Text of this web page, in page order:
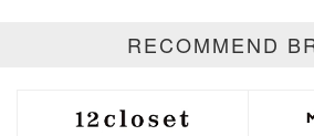
RECOMMEND